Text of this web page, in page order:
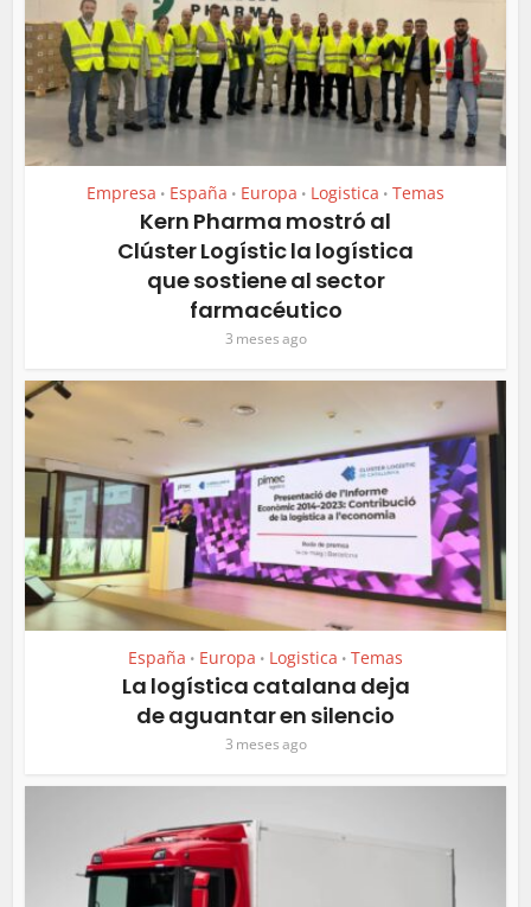
Empresa • España • Europa • Logistica • Temas
Kern Pharma mostró al
Clúster Logístic la logística
que sostiene al sector
farmacéutico
3 meses ago
España • Europa • Logistica • Temas
La logística catalana deja
de aguantar en silencio
3 meses ago